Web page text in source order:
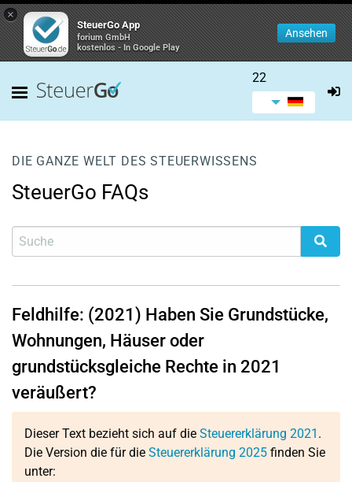
×
SteuerGo App
forium GmbH
kostenlos - In Google Play
Ansehen
22
DIE GANZE WELT DES STEUERWISSENS
SteuerGo FAQs
Feldhilfe: (2021) Haben Sie Grundstücke,
Wohnungen, Häuser oder
grundstücksgleiche Rechte in 2021
veräußert?
Dieser Text bezieht sich auf die Steuererklärung 2021 .
Die Version die für die Steuererklärung 2025 finden Sie
unter: